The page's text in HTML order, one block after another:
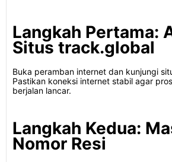
Langkah Pertama:
Situs track.global
Buka peramban internet dan kunjungi
Pastikan koneksi internet stabil agar
berjalan lancar.
Langkah Kedua:
Nomor Resi